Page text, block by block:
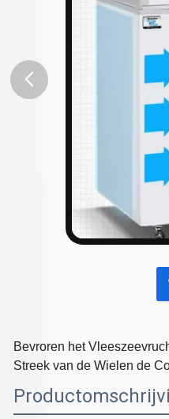
Bevroren het
Streek van de Wielen de